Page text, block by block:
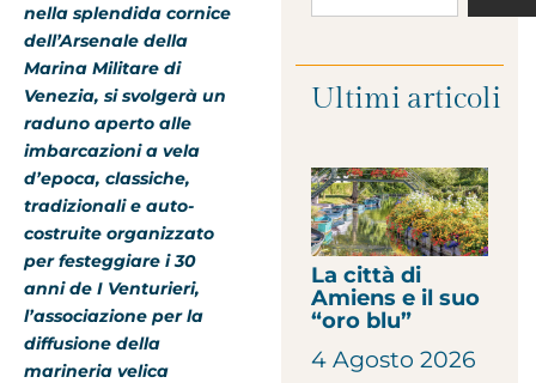
nella splendida cornice
dell’Arsenale della
Marina Militare di
Venezia, si svolgerà un
raduno aperto alle
imbarcazioni a vela
d’epoca, classiche,
tradizionali e auto-
costruite organizzato
per festeggiare i 30
anni de I Venturieri,
l’associazione per la
diffusione della
marineria velica
Ultimi articoli
La città di
Amiens e il suo
“oro blu”
4 Agosto 2026